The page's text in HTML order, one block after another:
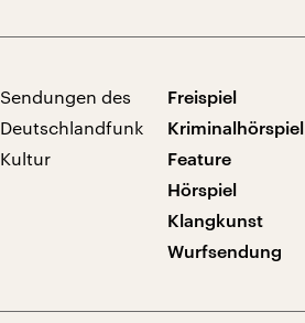
Sendungen des
Deutschlandfunk
Kultur
Freispiel
Kriminalhörspiel
Feature
Hörspiel
Klangkunst
Wurfsendung